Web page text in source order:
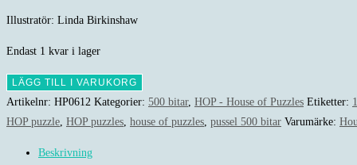
Illustratör: Linda Birkinshaw
Endast 1 kvar i lager
HOP
-
XXL
LÄGG TILL I VARUKORG
Artikelnr: HP0612 Kategorier: 500 bitar, HOP - House of Puzzles Etiketter:
HOP puzzle HOP puzzles house of puzzles pussel 500 bitar Varumärke:
Beskrivning